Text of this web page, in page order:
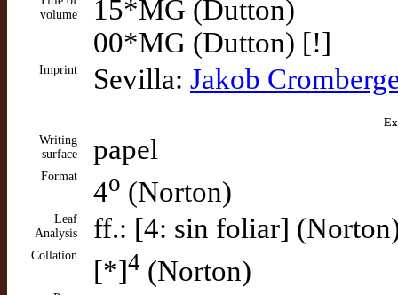
volume
15*MG (Dutton)
00*MG (Dutton) [!]
Imprint Sevilla: Jakob
Writing
surface
papel
Format 4o (Norton)
Leaf
Analysis
ff.: [4: sin foliar]
Collation [*]4 (Norton)